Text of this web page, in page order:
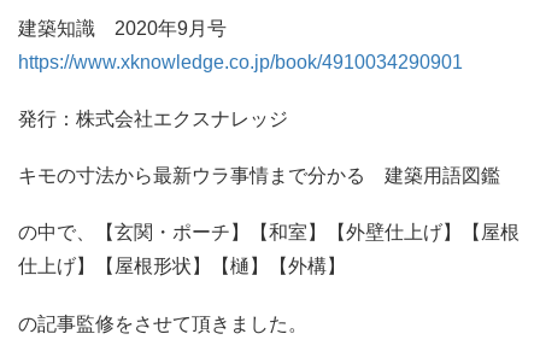
建築知識 2020年9月号
https://www.xknowledge.co.jp/book/4910034290901
発行：株式会社エクスナレッジ
キモの寸法から最新ウラ事情まで分かる 建築用語図鑑
の中で、【玄関・ポーチ】【和室】【外壁仕上げ】【屋根
仕上げ】【屋根形状】【樋】【外構】
の記事監修をさせて頂きました。